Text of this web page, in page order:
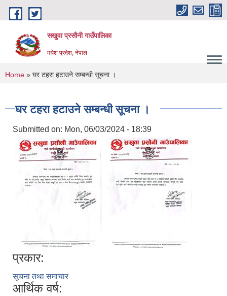
Skip to main content
सखुवा प्रसौनी गाउँपालिका
मधेश प्रदेश, नेपाल
You are here
Home » घर टहरा हटाउने सम्बन्धी सूचना ।
घर टहरा हटाउने सम्बन्धी सूचना ।
Submitted on: Mon, 06/03/2024 - 18:39
प्रकार:
सूचना तथा समाचार
आर्थिक वर्ष: